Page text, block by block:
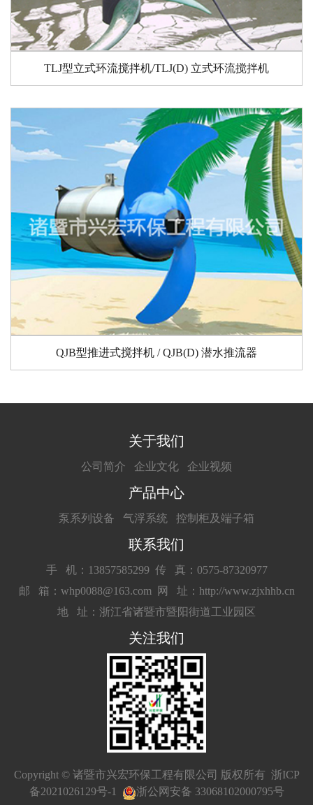
TLJ型立式环流搅拌机/TLJ(D) 立式环流搅拌机
QJB型推进式搅拌机 / QJB(D) 潜水推流器
关于我们
公司简介 企业文化 企业视频
产品中心
泵系列设备 气浮系统 控制柜及端子箱
联系我们
手 机：13857585299 传 真：0575-87320977
邮 箱：whp0088@163.com
网 址：http://www.zjxhhb.cn
地 址：浙江省诸暨市暨阳街道工业园区
关注我们
Copyright © 诸暨市兴宏环保工程有限公司 版权所有 浙ICP
备2021026129号-1
浙公网安备 33068102000795号